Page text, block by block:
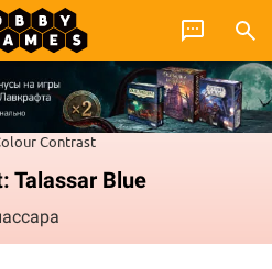
Contrast
Talassar Blue